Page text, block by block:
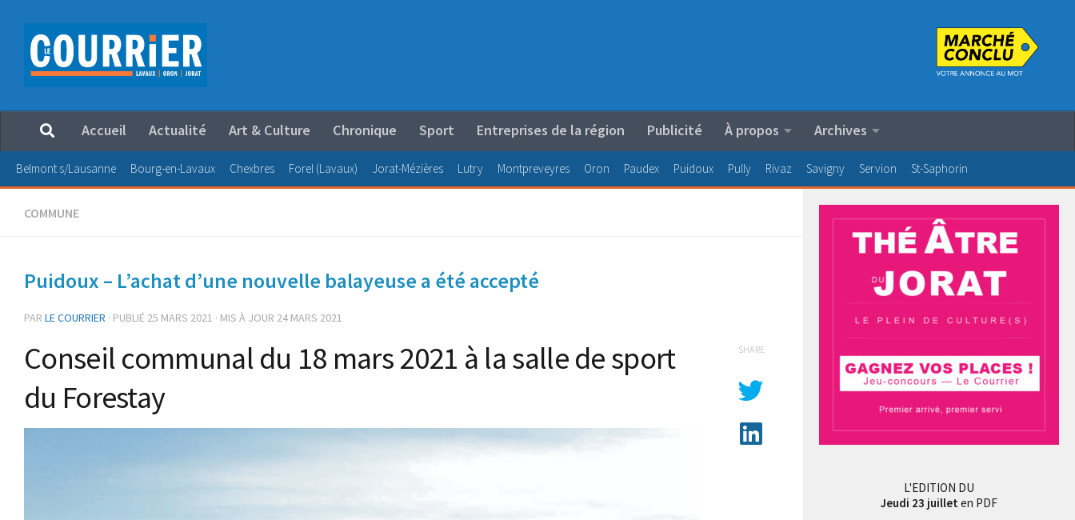
Au dessous du contenu
Accueil Actualité Art & Culture Chronique Sport Entreprises de la région Publicité À propos Archives
Belmont s/Lausanne Bourg-en-Lavaux Chexbres Forel (Lavaux) Jorat-Mézières Lutry Montpreveyres Oron Paudex Puidoux Pully Rivaz Savigny Servion St-Saphorin
COMMUNE
Puidoux – L’achat d’une nouvelle balayeuse a été accepté
PAR LE COURRIER · PUBLIÉ 25 MARS 2021 · MIS À JOUR 24 MARS 2021
Conseil communal du 18 mars 2021 à la salle de sport
du Forestay
SHARE
L'EDITION DU
Jeudi 23 juillet en PDF